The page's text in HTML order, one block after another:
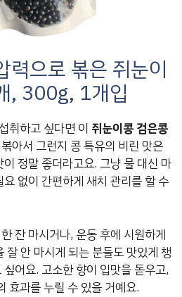
력으로 볶은 쥐눈이
, 300g, 1개입
취하고 싶다면 이 쥐눈이콩 검은콩
아서 그런지 콩 특유의 비린 맛은
정말 좋더라고요. 그냥 물 대신 마
없이 간편하게 새치 관리를 할 수
잔 마시거나, 운동 후에 시원하게
잘 안 마시게 되는 분들도 맛있게 챙
어요. 고소한 향이 입맛을 돋우고,
효과를 누릴 수 있을 거예요.